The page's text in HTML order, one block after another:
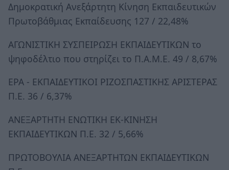
Δημοκρατική Ανεξάρτητη Κίνηση Εκπαιδευτικών
Πρωτοβάθμιας Εκπαίδευσης 127 / 22,48%
ΑΓΩΝΙΣΤΙΚΗ ΣΥΣΠΕΙΡΩΣΗ ΕΚΠΑΙΔΕΥΤΙΚΩΝ το
ψηφοδέλτιο που στηρίζει το Π.Α.Μ.Ε. 49 / 8,67%
ΕΡΑ - ΕΚΠΑΙΔΕΥΤΙΚΟΙ ΡΙΖΟΣΠΑΣΤΙΚΗΣ ΑΡΙΣΤΕΡΑΣ
Π.Ε. 36 / 6,37%
ΑΝΕΞΑΡΤΗΤΗ ΕΝΩΤΙΚΗ ΕΚ-ΚΙΝΗΣΗ
ΕΚΠΑΙΔΕΥΤΙΚΩΝ Π.Ε. 32 / 5,66%
ΠΡΩΤΟΒΟΥΛΙΑ ΑΝΕΞΑΡΤΗΤΩΝ ΕΚΠΑΙΔΕΥΤΙΚΩΝ